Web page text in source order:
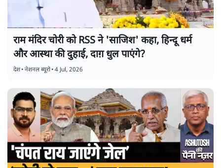
राम मंदिर चोरी को RSS ने 'साजिश' कहा, हिन्दू धर्म
और आस्था की दुहाई, दाग़ धुल पाएंगे?
देश•नेशनल ब्यूरो•4 Jul, 2026